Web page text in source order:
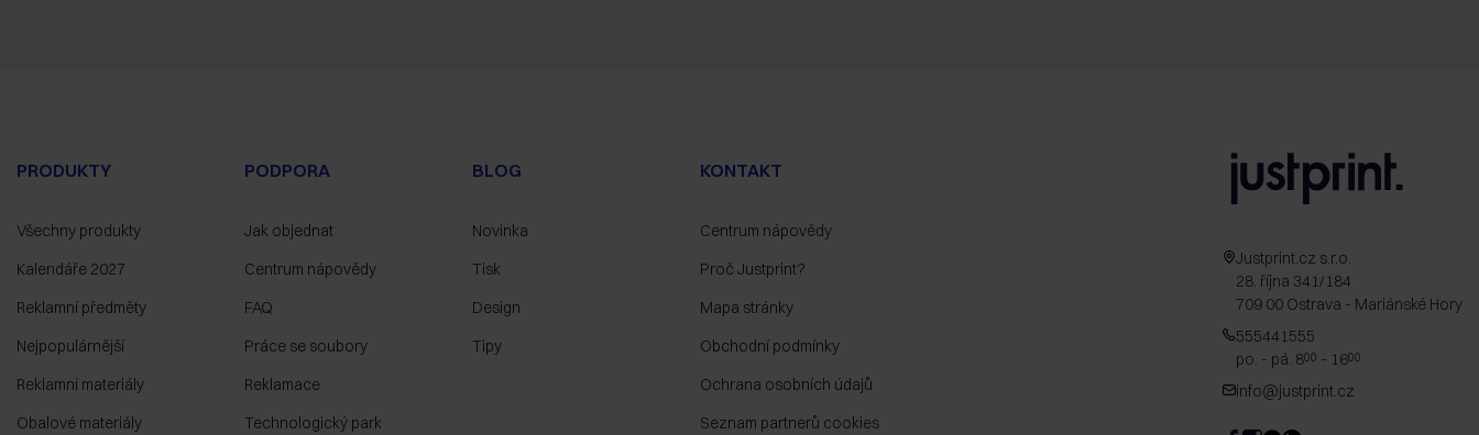
PRODUKTY
Všechny produkty
Kalendáře 2027
Reklamní předměty
Nejpopulárnější
Reklamní materiály
Obalové materiály
PODPORA
Jak objednat
Centrum nápovědy
FAQ
Práce se soubory
Reklamace
Technologický park
BLOG
Novinka
Tisk
Design
Tipy
KONTAKT
Centrum nápovědy
Proč Justprint?
Mapa stránky
Obchodní podmínky
Ochrana osobních údajů
Seznam partnerů cookies
Justprint.cz s.r.o.
28. října 341/184
709 00 Ostrava - Mariánské Hory
555441555
po. - pá. 800 - 1600
info@justprint.cz